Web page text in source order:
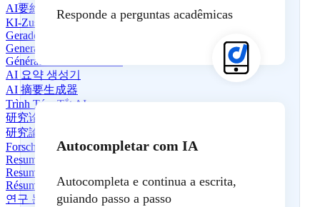
AI要約ジェネレーター
KI-Zusammenfassungs-Generator
Gerador de Resumos de IA
Generador de Resúmenes de IA
Générateur de Résumé AI
AI 요약 생성기
AI 摘要生成器
Trình Tóm Tắt AI
研究论文摘要生成器
研究論文要約ツール
Forschungsartikel-Zusammenfasser
Resumidor de Artigos de Pesquisa
Resumidor de Artículos de Investigación
Résumé d'article de recherche
연구 논문 요약기
Responde a perguntas acadêmicas
Autocompletar com IA
Autocompleta e continua a escrita,
guiando passo a passo